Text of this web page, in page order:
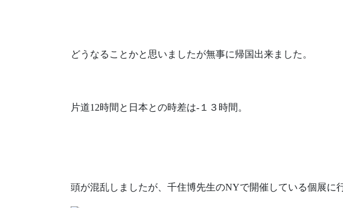
どうなることかと思いましたが無事に帰国出来ました。
片道12時間と日本との時差は-１３時間。
頭が混乱しましたが、千住博先生のNYで開催している個展に